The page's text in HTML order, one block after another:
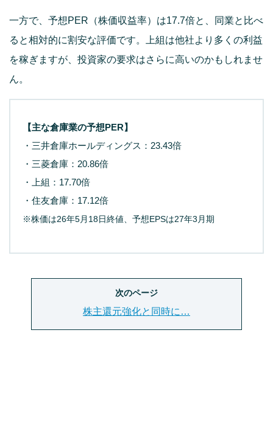
一方で、予想PER（株価収益率）は17.7倍と、同業と比べ
ると相対的に割安な評価です。上組は他社より多くの利益
を稼ぎますが、投資家の要求はさらに高いのかもしれませ
ん。
【主な倉庫業の予想PER】
・三井倉庫ホールディングス：23.43倍
・三菱倉庫：20.86倍
・上組：17.70倍
・住友倉庫：17.12倍
※株価は26年5月18日終値、予想EPSは27年3月期
次のページ
株主還元強化と同時に…